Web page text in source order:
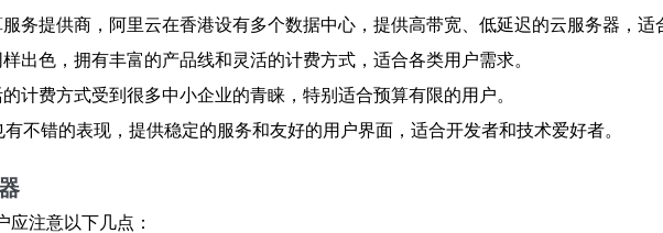
务提供商，阿里云在香港设有多个数据中心，提供高带宽、低延迟的云服务器，适
出色，拥有丰富的产品线和灵活的计费方式，适合各类用户需求。
计费方式受到很多中小企业的青睐，特别适合预算有限的用户。
不错的表现，提供稳定的服务和友好的用户界面，适合开发者和技术爱好者。
应注意以下几点：